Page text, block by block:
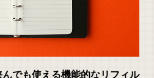
でも使える機能的なリフィル